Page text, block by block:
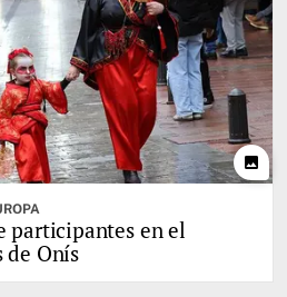
photo
participantes en el
de Onís